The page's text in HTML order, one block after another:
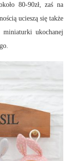
80-90zł, zaś na
ucieszą się także
ukochanej